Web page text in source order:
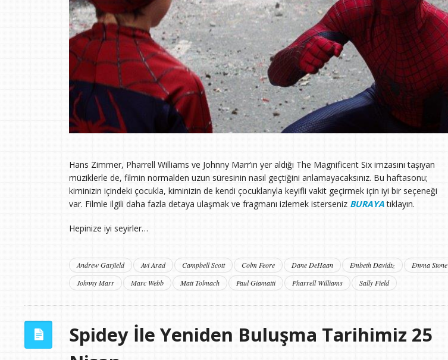
Hans Zimmer, Pharrell Williams ve Johnny Marr’ın yer aldığı The Magnificent Six imzasını taşıyan
müziklerle de, filmin normalden uzun süresinin nasıl geçtiğini anlamayacaksınız. Bu haftasonu;
kiminizin içindeki çocukla, kiminizin de kendi çocuklarıyla keyifli vakit geçirmek için iyi bir seçeneği
var. Filmle ilgili daha fazla detaya ulaşmak ve fragmanı izlemek isterseniz BURAYAtıklayın.
Hepinize iyi seyirler…
Andrew Garfield Avi Arad Campbell Scott Colm Feore Dane DeHaan Embeth Davidtz Emma Stone
Johnny Marr
Marc Webb Matt Tolmach Paul Giamatti Pharrell Williams Sally Field
Spidey İle Yeniden Buluşma Tarihimiz 25